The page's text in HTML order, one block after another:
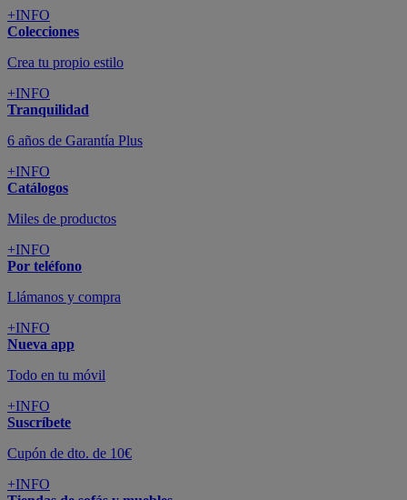
+INFO
Colecciones
Crea tu propio estilo
+INFO
Tranquilidad
6 años de Garantía Plus
+INFO
Catálogos
Miles de productos
+INFO
Por teléfono
Llámanos y compra
+INFO
Nueva app
Todo en tu móvil
+INFO
Suscríbete
Cupón de dto. de 10€
+INFO